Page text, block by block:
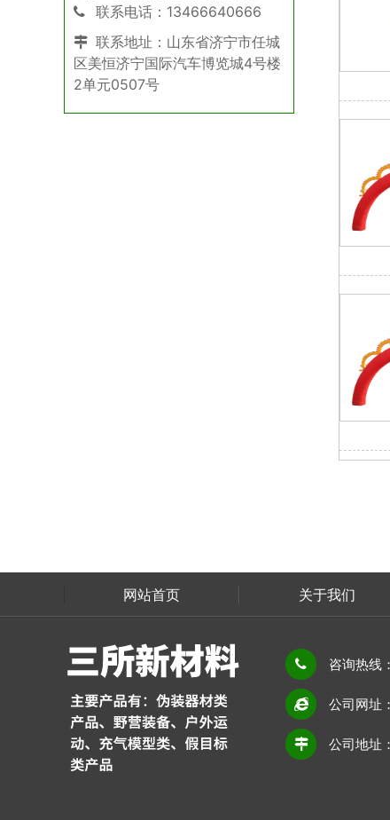
联系电话：13466640666
联系地址：山东省济宁市任城
区美恒济宁国际汽车博览城4号楼
2单元0507号
网站首页 关于我们
联系我们
咨询热线
公司网址
公司地址